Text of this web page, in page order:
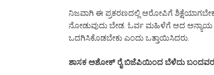
ನಿಜವಾಗಿ ಈ ಪ್ರಕರಣದಲ್ಲಿ ಆರೋಪಿಗೆ
ನೋಡುವುದು ಬೇಡ. ಓರ್ವ ಮಹಿಳೆಗೆ ಆದ ಅನ್ಯಾಯ
ಒದಗಿಸಿಕೊಡಬೇಕು ಎಂದು ಒತ್ತಾಯಿಸಿದರು.
ಶಾಸಕ ಅಶೋಕ್ ರೈ ಬಿಜೆಪಿಯಿಂದ ಬೆಳೆದು